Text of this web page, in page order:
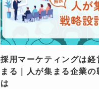
採用マーケティングは経
まる｜人が集まる企業の
は